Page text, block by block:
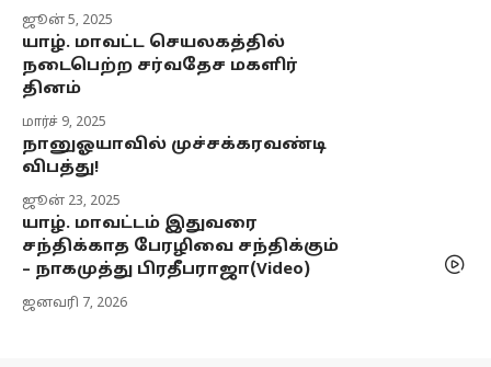
ஜூன் 5, 2025
யாழ். மாவட்ட செயலகத்தில்
நடைபெற்ற சர்வதேச மகளிர்
தினம்
மார்ச் 9, 2025
நானுஓயாவில் முச்சக்கரவண்டி
விபத்து!
ஜூன் 23, 2025
யாழ். மாவட்டம் இதுவரை
சந்திக்காத பேரழிவை சந்திக்கும்
– நாகமுத்து பிரதீபராஜா(Video)
ஜனவரி 7, 2026